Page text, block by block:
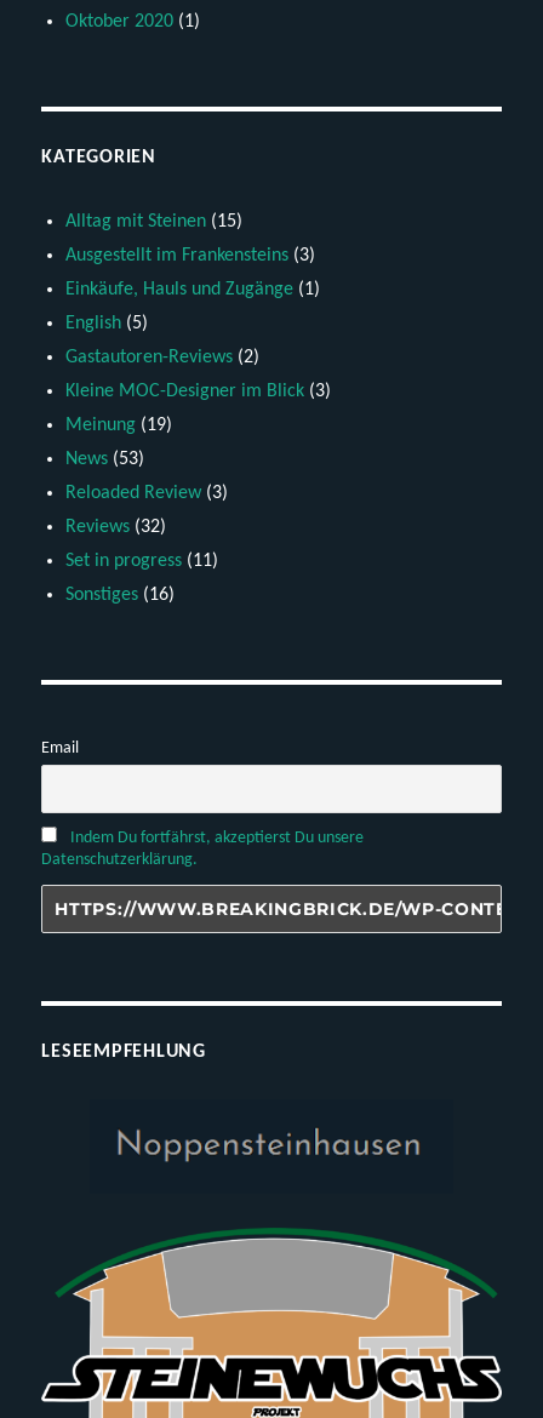
Oktober 2020 (1)
KATEGORIEN
Alltag mit Steinen (15)
Ausgestellt im Frankensteins (3)
Einkäufe, Hauls und Zugänge (1)
English (5)
Gastautoren-Reviews (2)
Kleine MOC-Designer im Blick (3)
Meinung (19)
News (53)
Reloaded Review (3)
Reviews (32)
Set in progress (11)
Sonstiges (16)
Email
Indem Du fortfährst, akzeptierst Du unsere
Datenschutzerklärung.
LESEEMPFEHLUNG